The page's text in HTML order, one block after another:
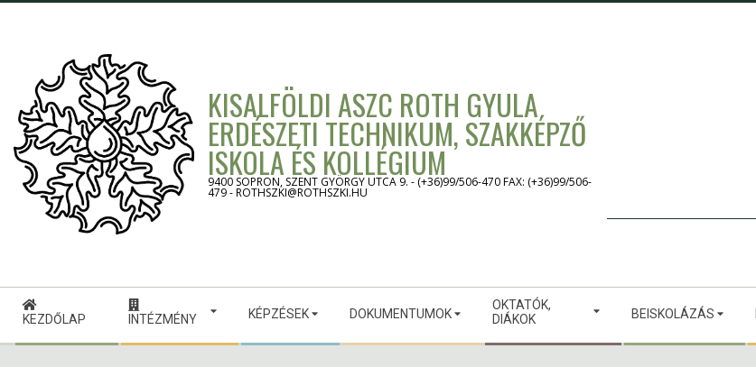
KISALFÖLDI ASZC ROTH GYULA
ERDÉSZETI TECHNIKUM, SZAKKÉPZŐ
ISKOLA ÉS KOLLÉGIUM
9400 SOPRON, SZENT GYÖRGY UTCA 9. - (+36)99/506-470 FAX: (+36)99/506-
479 - ROTHSZKI@ROTHSZKI.HU
Secondary
Navigation
Menu
KEZDŐLAP INTÉZMÉNY KÉPZÉSEK DOKUMENTUMOK
OKTATÓK,
DIÁKOK
BEISKOLÁZÁS